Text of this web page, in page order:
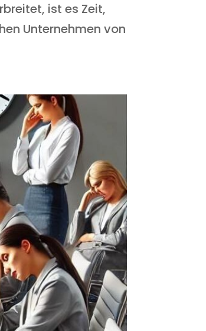
ist es Zeit,
Unternehmen von